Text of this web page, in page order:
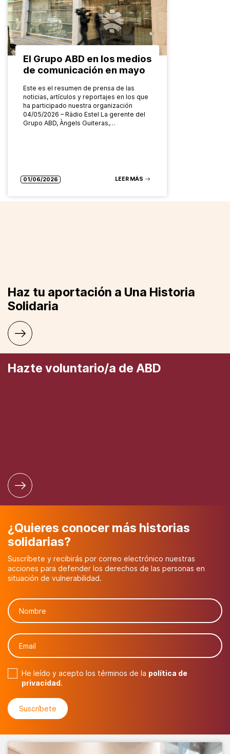
El Grupo ABD en los medios
de comunicación en mayo
Este es el resumen de prensa de las
noticias, artículos y reportajes en los que
ha participado nuestra organización
04/05/2026 – Ràdio Estel La gerente del
Grupo ABD, Àngels Guiteras,…
01/06/2026 LEER MÁS
Haz tu aportación a Una Historia
Solidaria
Hazte voluntario/a de ABD
¿Quieres conocer más historias
solidarias?
Suscríbete y recibirás por correo electrónico nuestras
acciones para defender los derechos de las personas en
situación de vulnerabilidad.
He leído y acepto los términos de la política de
privacidad .